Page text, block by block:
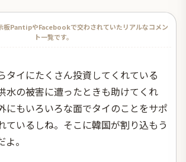
板PantipやFacebookで交わされていたリアルなコメン
ト一覧です。
タイにたくさん投資してくれている
水の被害に遭ったときも助けてくれ
にもいろいろな面でタイのことをサポ
ているしね。そこに韓国が割り込もう
。